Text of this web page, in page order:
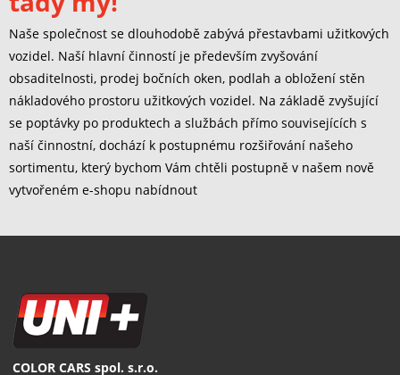
Naše společnost se dlouhodobě zabývá přestavbami užitkových
vozidel. Naší hlavní činností je především zvyšování
obsaditelnosti, prodej bočních oken, podlah a obložení stěn
nákladového prostoru užitkových vozidel. Na základě zvyšující
se poptávky po produktech a službách přímo souvisejících s
naší činnostní, dochází k postupnému rozšiřování našeho
sortimentu, který bychom Vám chtěli postupně v našem nově
vytvořeném e-shopu nabídnout
COLOR CARS spol. s.r.o.